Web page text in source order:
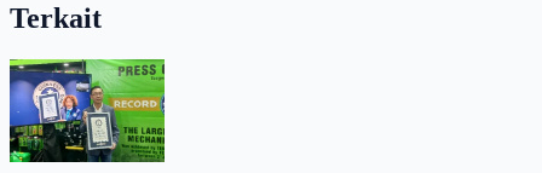
Terkait